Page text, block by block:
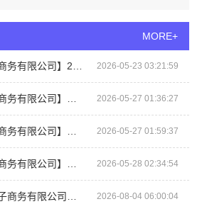
MORE+
【湖北省惠物电子商务有限公司】2025母婴用品平台优缺点分析 2026-05-23 03:21:59
【湖北省惠物电子商务有限公司】推荐母婴用品厂家优缺点一览 2026-05-27 01:36:27
【湖北省惠物电子商务有限公司】便宜数码家电平台好不好？评测 2026-05-27 01:59:37
【湖北省惠物电子商务有限公司】热门家居百货平台优势详解 2026-05-28 02:34:54
便宜湖北省惠物电子商务有限公司数码家电平台好不好 2026-08-04 06:00:04